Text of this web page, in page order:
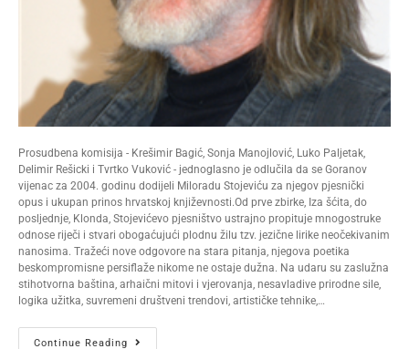
Prosudbena komisija - Krešimir Bagić, Sonja Manojlović, Luko Paljetak,
Delimir Rešicki i Tvrtko Vuković - jednoglasno je odlučila da se Goranov
vijenac za 2004. godinu dodijeli Miloradu Stojeviću za njegov pjesnički
opus i ukupan prinos hrvatskoj književnosti.Od prve zbirke, Iza šćita, do
posljednje, Klonda, Stojevićevo pjesništvo ustrajno propituje mnogostruke
odnose riječi i stvari obogaćujući plodnu žilu tzv. jezične lirike neočekivanim
nanosima. Tražeći nove odgovore na stara pitanja, njegova poetika
beskompromisne persiflaže nikome ne ostaje dužna. Na udaru su zaslužna
stihotvorna baština, arhaični mitovi i vjerovanja, nesavladive prirodne sile,
logika užitka, suvremeni društveni trendovi, artističke tehnike,…
Continue Reading